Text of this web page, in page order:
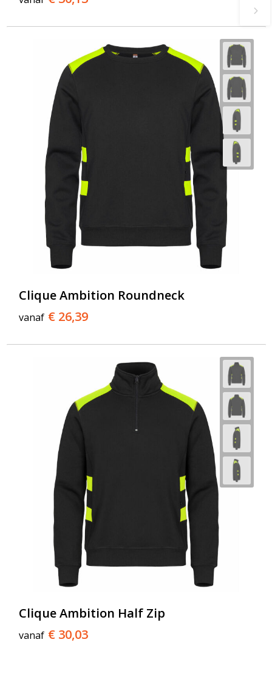
Clique Ambition Roundneck
vanaf € 26,39
Clique Ambition Half Zip
vanaf € 30,03